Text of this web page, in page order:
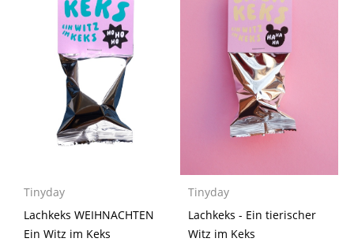
Tinyday
Lachkeks WEIHNACHTEN
Ein Witz im Keks
Tinyday
Lachkeks - Ein tierischer
Witz im Keks